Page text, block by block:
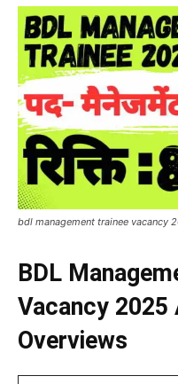
bdl management trainee vacancy
BDL
Vacancy 2025
Overviews